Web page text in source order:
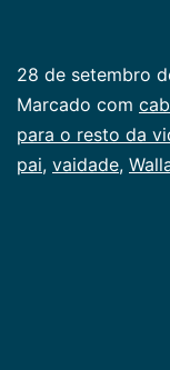
28 de setembro
Categorizado
como
Infancia
Marcado com
para o resto da
pai, vaidade,